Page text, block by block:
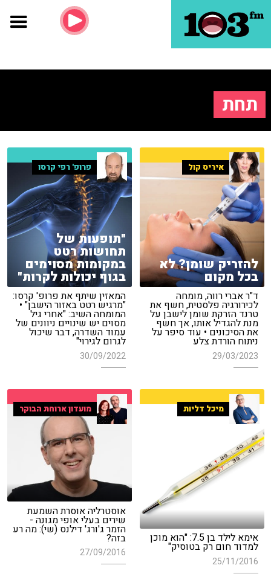
תחת
איריס קול
להזריק שומן? לא
בכל מקום
ד"ר אברי רווה, מומחה
לכירורגיה פלסטית, חשף את
טרנד הזרקת שומן לישבן על
מנת להגדיל אותו, אך חשף
את הסיכונים • עוד סיפר על
ניתוח הורדת צלע
29/03/2023
פרופ' רפי קרסו
"תופעות של
תחושות רטט
במקומות מסוימים
בגוף יכולות לקרות"
המאזין שיתף את פרופ' קרסו:
"מרגיש רטט באזור הישבן" •
המומחה השיב: "אחרי גיל
מסוים יש שינויים ניוונים של
עמוד השדרה, דבר שיכול
לגרום לגירוי"
30/09/2022
מיכל דליות
אימא לילד בן 7.5: "הוא מוכן
למדוד חום רק בטוסיק"
25/11/2016
מועדון ארוחת הבוקר
אוסטרליה אוסרת השמעת
שירים בעלי אופי מגונה -
הזמר ג'ורג' דילנס (שי): מה רע
בזה?
27/09/2016